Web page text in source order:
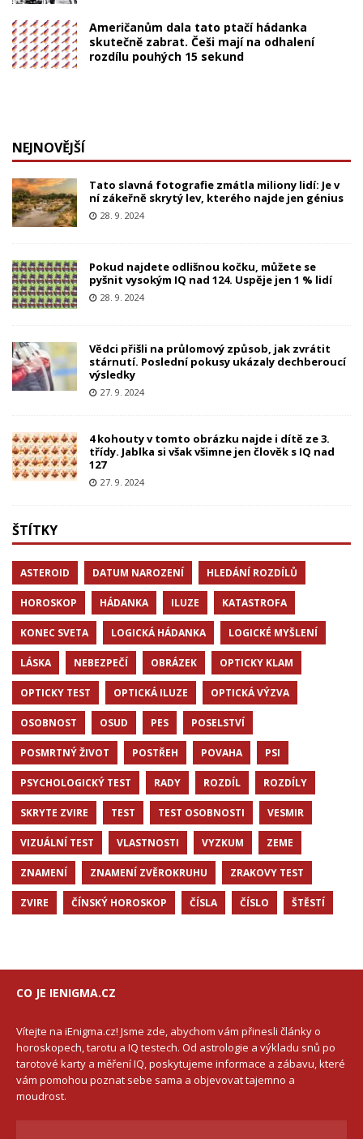
Američanům dala tato ptačí hádanka
skutečně zabrat. Češi mají na odhalení
rozdílu pouhých 15 sekund
NEJNOVĚJŠÍ
Tato slavná fotografie zmátla miliony lidí: Je v
ní zákeřně skrytý lev, kterého najde jen génius
28. 9. 2024
Pokud najdete odlišnou kočku, můžete se
pyšnit vysokým IQ nad 124. Uspěje jen 1 % lidí
28. 9. 2024
Vědci přišli na průlomový způsob, jak zvrátit
stárnutí. Poslední pokusy ukázaly dechberoucí
výsledky
27. 9. 2024
4 kohouty v tomto obrázku najde i dítě ze 3.
třídy. Jablka si však všimne jen člověk s IQ nad
127
27. 9. 2024
ŠTÍTKY
ASTEROID DATUM NAROZENÍ HLEDÁNÍ ROZDÍLŮ
HOROSKOP HÁDANKA ILUZE KATASTROFA
KONEC SVETA LOGICKÁ HÁDANKA LOGICKÉ MYŠLENÍ
LÁSKA NEBEZPEČÍ OBRÁZEK OPTICKY KLAM
OPTICKY TEST OPTICKÁ ILUZE OPTICKÁ VÝZVA
OSOBNOST OSUD PES POSELSTVÍ
POSMRTNÝ ŽIVOT POSTŘEH POVAHA PSI
PSYCHOLOGICKÝ TEST RADY ROZDÍL ROZDÍLY
SKRYTE ZVIRE TEST TEST OSOBNOSTI VESMIR
VIZUÁLNÍ TEST VLASTNOSTI VYZKUM ZEME
ZNAMENÍ ZNAMENÍ ZVĚROKRUHU ZRAKOVY TEST
ZVIRE ČÍNSKÝ HOROSKOP ČÍSLA ČÍSLO ŠTĚSTÍ
CO JE IENIGMA.CZ
Vítejte na iEnigma.cz! Jsme zde, abychom vám přinesli články o
horoskopech, tarotu a IQ testech. Od astrologie a výkladu snů po
tarotové karty a měření IQ, poskytujeme informace a zábavu, které
vám pomohou poznat sebe sama a objevovat tajemno a
moudrost.